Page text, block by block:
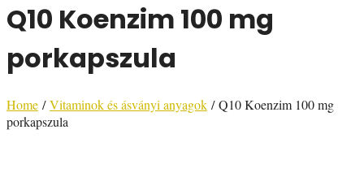
Q10 Koenzim 100 mg
porkapszula
Home /Vitaminok és ásványi anyagok / Q10 Koenzim 100 mg
porkapszula